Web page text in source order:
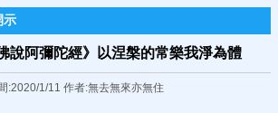
示
說阿彌陀經》以涅槃的常樂我淨為體
:2020/1/11 作者:無去無來亦無住